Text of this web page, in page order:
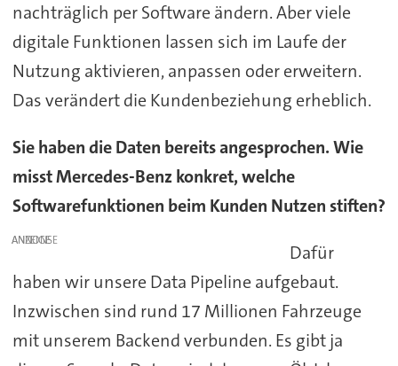
nachträglich per Software ändern. Aber viele
digitale Funktionen lassen sich im Laufe der
Nutzung aktivieren, anpassen oder erweitern.
Das verändert die Kundenbeziehung erheblich.
Sie haben die Daten bereits angesprochen. Wie
misst Mercedes-Benz konkret, welche
Softwarefunktionen beim Kunden Nutzen stiften?
ANZEIGE
Dafür
haben wir unsere Data Pipeline aufgebaut.
Inzwischen sind rund 17 Millionen Fahrzeuge
mit unserem Backend verbunden. Es gibt ja